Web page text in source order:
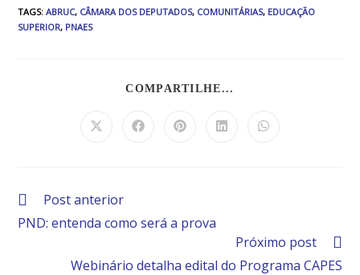
TAGS:ABRUC, CÂMARA DOS DEPUTADOS, COMUNITÁRIAS, EDUCAÇÃO
SUPERIOR, PNAES
COMPARTILHE...
Post anterior
PND: entenda como será a prova
Próximo post
Webinário detalha edital do Programa CAPES